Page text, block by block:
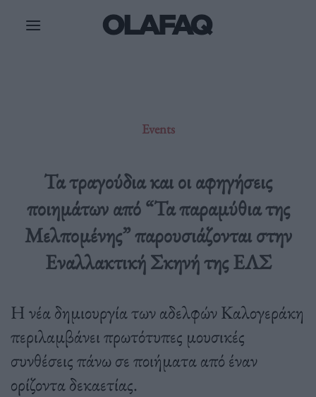
Events
Τα τραγούδια και οι αφηγήσεις
ποιημάτων από “Τα παραμύθια της
Μελπομένης” παρουσιάζονται στην
Εναλλακτική Σκηνή της ΕΛΣ
Η νέα δημιουργία των αδελφών Καλογεράκη
περιλαμβάνει πρωτότυπες μουσικές
συνθέσεις πάνω σε ποιήματα από έναν
ορίζοντα δεκαετίας.